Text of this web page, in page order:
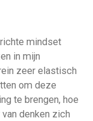
mindset
in mijn
zeer elastisch
om deze
te brengen, hoe
denken zich